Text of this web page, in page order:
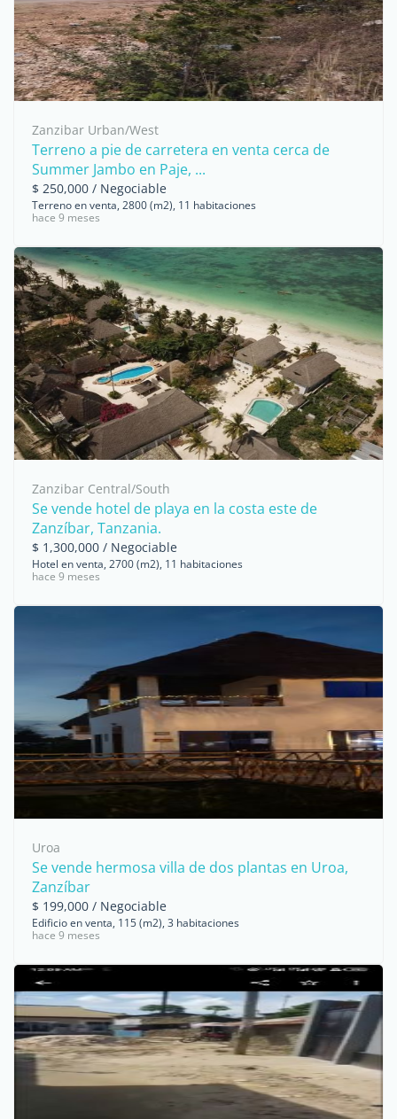
Zanzibar Urban/West
Terreno a pie de carretera en venta cerca de
Summer Jambo en Paje, ...
$ 250,000 / Negociable
Terreno en venta, 2800 (m2), 11 habitaciones
hace 9 meses
Zanzibar Central/South
Se vende hotel de playa en la costa este de
Zanzíbar, Tanzania.
$ 1,300,000 / Negociable
Hotel en venta, 2700 (m2), 11 habitaciones
hace 9 meses
Uroa
Se vende hermosa villa de dos plantas en Uroa,
Zanzíbar
$ 199,000 / Negociable
Edificio en venta, 115 (m2), 3 habitaciones
hace 9 meses